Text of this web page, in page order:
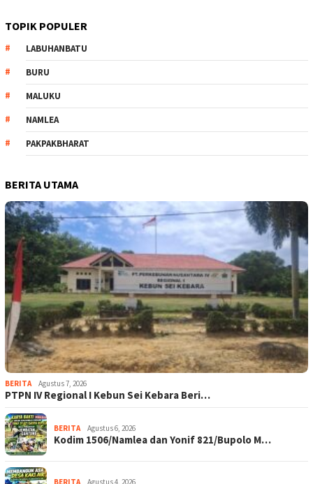
TOPIK POPULER
LABUHANBATU
BURU
MALUKU
NAMLEA
PAKPAKBHARAT
BERITA UTAMA
BERITA Agustus 7, 2026
PTPN IV Regional I Kebun Sei Kebara Beri…
BERITA Agustus 6, 2026
Kodim 1506/Namlea dan Yonif 821/Bupolo M…
BERITA Agustus 4, 2026